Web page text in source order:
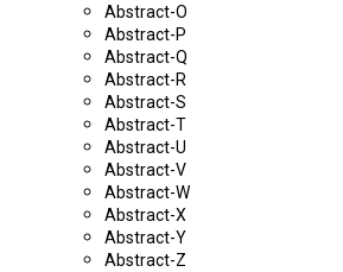
Abstract-O
Abstract-P
Abstract-Q
Abstract-R
Abstract-S
Abstract-T
Abstract-U
Abstract-V
Abstract-W
Abstract-X
Abstract-Y
Abstract-Z